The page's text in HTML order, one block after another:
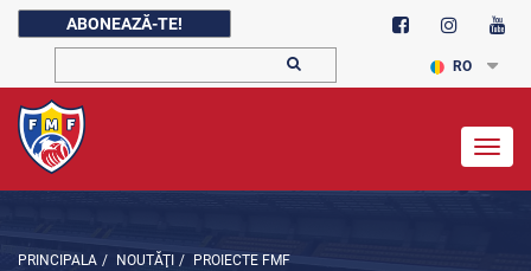
ABONEAZĂ-TE!
RO
PRINCIPALA / NOUTĂŢI / PROIECTE FMF